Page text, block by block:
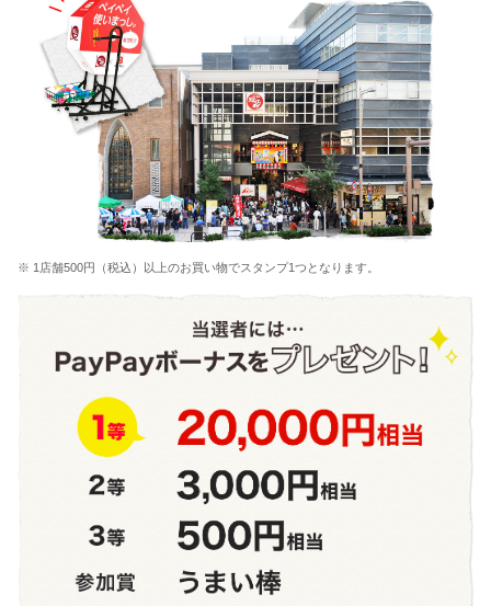
※ 1店舗500円（税込）以上のお買い物でスタンプ1つとなります。